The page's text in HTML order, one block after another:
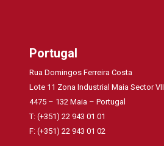
Portugal
Rua Domingos Ferreira Costa
Lote 11 Zona Industrial Maia Sector VII
4475 – 132 Maia – Portugal
T: (+351) 22 943 01 01
F: (+351) 22 943 01 02